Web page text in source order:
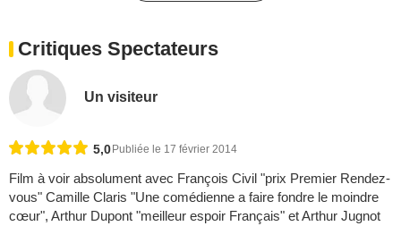
Critiques Spectateurs
Un visiteur
5,0 Publiée le 17 février 2014
Film à voir absolument avec François Civil "prix Premier Rendez-
vous" Camille Claris "Une comédienne a faire fondre le moindre
cœur", Arthur Dupont "meilleur espoir Français" et Arthur Jugnot